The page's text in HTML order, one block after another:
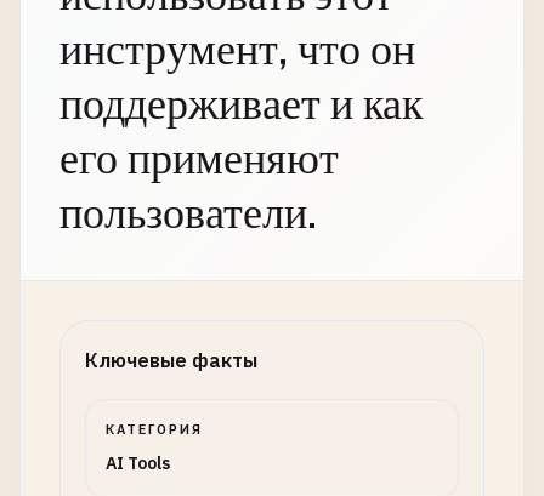
инструмент, что он
поддерживает и как
его применяют
пользователи.
Ключевые факты
КАТЕГОРИЯ
AI Tools